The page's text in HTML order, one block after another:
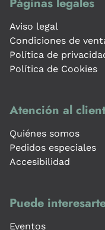
Aviso legal
Condiciones de
Política de
Política de Cookies
Atención al
Quiénes somos
Pedidos especiales
Accesibilidad
Puede
Eventos